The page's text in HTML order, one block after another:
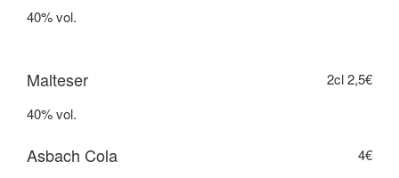
40% vol.
Malteser 2cl2,5€
40% vol.
Asbach Cola
4€